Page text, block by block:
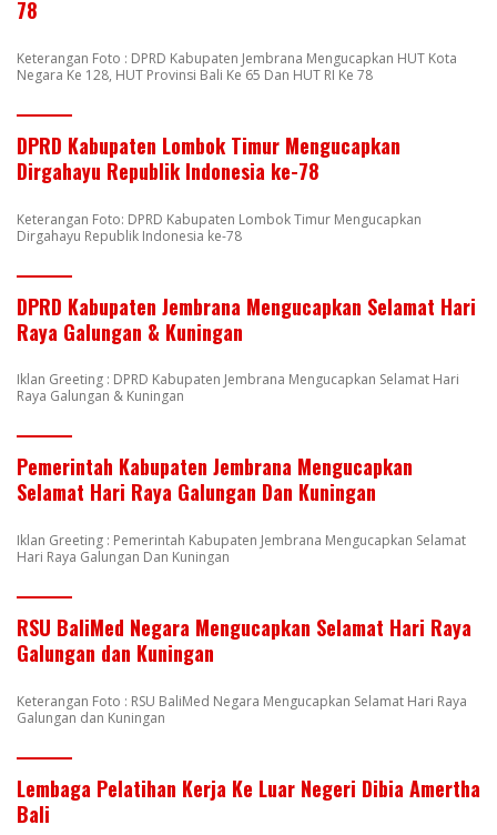
78
Keterangan Foto : DPRD Kabupaten Jembrana Mengucapkan HUT Kota
Negara Ke 128, HUT Provinsi Bali Ke 65 Dan HUT RI Ke 78
DPRD Kabupaten Lombok Timur Mengucapkan
Dirgahayu Republik Indonesia ke-78
Keterangan Foto: DPRD Kabupaten Lombok Timur Mengucapkan
Dirgahayu Republik Indonesia ke-78
DPRD Kabupaten Jembrana Mengucapkan Selamat Hari
Raya Galungan & Kuningan
Iklan Greeting : DPRD Kabupaten Jembrana Mengucapkan Selamat Hari
Raya Galungan & Kuningan
Pemerintah Kabupaten Jembrana Mengucapkan
Selamat Hari Raya Galungan Dan Kuningan
Iklan Greeting : Pemerintah Kabupaten Jembrana Mengucapkan Selamat
Hari Raya Galungan Dan Kuningan
RSU BaliMed Negara Mengucapkan Selamat Hari Raya
Galungan dan Kuningan
Keterangan Foto : RSU BaliMed Negara Mengucapkan Selamat Hari Raya
Galungan dan Kuningan
Lembaga Pelatihan Kerja Ke Luar Negeri Dibia Amertha
Bali